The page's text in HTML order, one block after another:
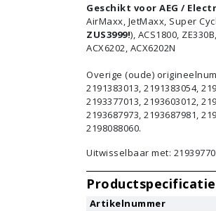
Geschikt voor AEG /
AirMaxx, JetMaxx, Super
ZUS3999!), ACS1800,
ACX6202, ACX6202N
Overige (oude)
2191383013, 2191383054,
2193377013, 2193603012,
2193687973, 2193687981,
2198088060.
Uitwisselbaar met:
Artikelnummer